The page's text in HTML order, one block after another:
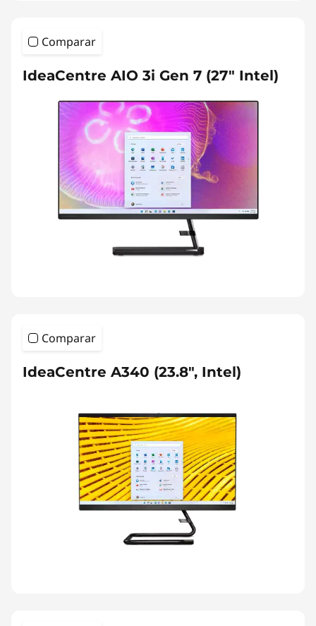
Comparar
IdeaCentre AIO 3i Gen 7 (27" Intel)
Comparar
IdeaCentre A340 (23.8", Intel)